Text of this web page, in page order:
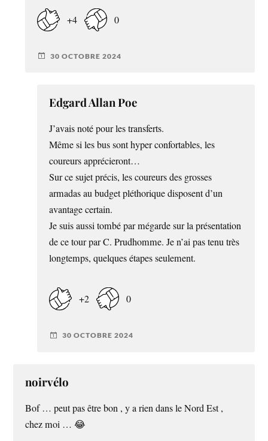
+4 0
30 OCTOBRE 2024
Edgard Allan Poe
J’avais noté pour les transferts.
Même si les bus sont hyper confortables, les
coureurs apprécieront…
Sur ce sujet précis, les coureurs des grosses
armadas au budget pléthorique disposent d’un
avantage certain.
Je suis aussi tombé par mégarde sur la présentation
de ce tour par C. Prudhomme. Je n’ai pas tenu très
longtemps, quelques étapes seulement.
+2 0
30 OCTOBRE 2024
noirvélo
Bof … peut pas être bon , y a rien dans le Nord Est ,
chez moi … 😂